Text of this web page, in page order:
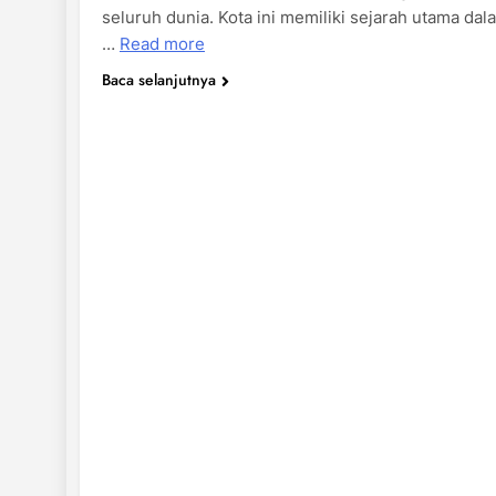
seluruh dunia. Kota ini memiliki sejarah utama
… Read more
Baca selanjutnya